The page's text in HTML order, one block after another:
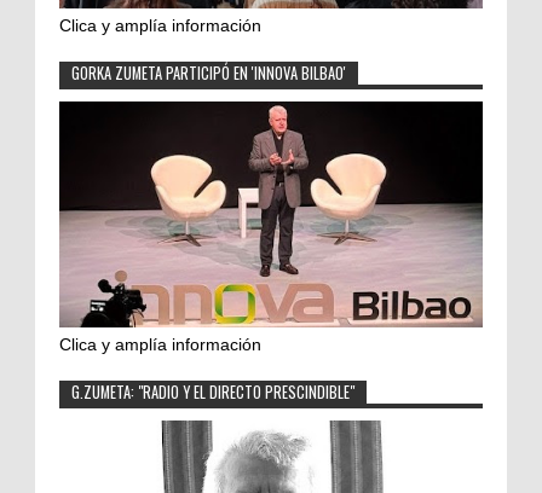
Clica y amplía información
GORKA ZUMETA PARTICIPÓ EN 'INNOVA BILBAO'
Clica y amplía información
G.ZUMETA: "RADIO Y EL DIRECTO PRESCINDIBLE"